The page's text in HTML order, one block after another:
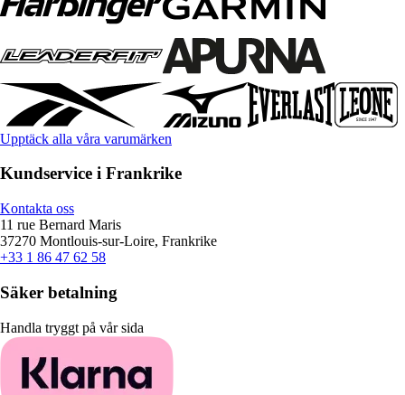
Upptäck alla våra varumärken
Kundservice i Frankrike
Kontakta oss
11 rue Bernard Maris
37270 Montlouis-sur-Loire, Frankrike
+33 1 86 47 62 58
Säker betalning
Handla tryggt på vår sida